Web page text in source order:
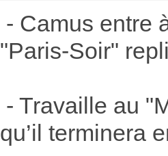
- Camus entre
"Paris-Soir"
- Travaille au
qu’il terminera